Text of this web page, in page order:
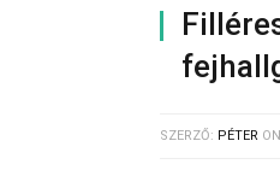
SZERZŐ: PÉTER ON